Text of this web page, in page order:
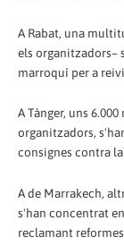
A Rabat, una
els organitzadors–
marroquí per a
A Tànger, uns
organitzadors,
consignes contra
A de Marrakech,
s'han concentrat
reclamant